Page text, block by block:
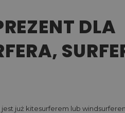
DLA
już kitesurferem lub